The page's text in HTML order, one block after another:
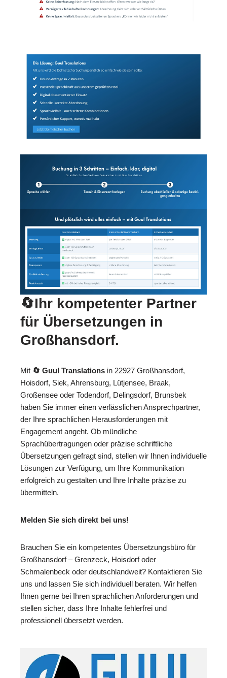
🔄Ihr kompetenter Partner
für Übersetzungen in
Großhansdorf.
Mit 🔄 Guul Translations in 22927 Großhansdorf,
Hoisdorf, Siek, Ahrensburg, Lütjensee, Braak,
Großensee oder Todendorf, Delingsdorf, Brunsbek
haben Sie immer einen verlässlichen Ansprechpartner,
der Ihre sprachlichen Herausforderungen mit
Engagement angeht. Ob mündliche
Sprachübertragungen oder präzise schriftliche
Übersetzungen gefragt sind, stellen wir Ihnen individuelle
Lösungen zur Verfügung, um Ihre Kommunikation
erfolgreich zu gestalten und Ihre Inhalte präzise zu
übermitteln.
Melden Sie sich direkt bei uns!
Brauchen Sie ein kompetentes Übersetzungsbüro für
Großhansdorf – Grenzeck, Hoisdorf oder
Schmalenbeck oder deutschlandweit? Kontaktieren Sie
uns und lassen Sie sich individuell beraten. Wir helfen
Ihnen gerne bei Ihren sprachlichen Anforderungen und
stellen sicher, dass Ihre Inhalte fehlerfrei und
professionell übersetzt werden.